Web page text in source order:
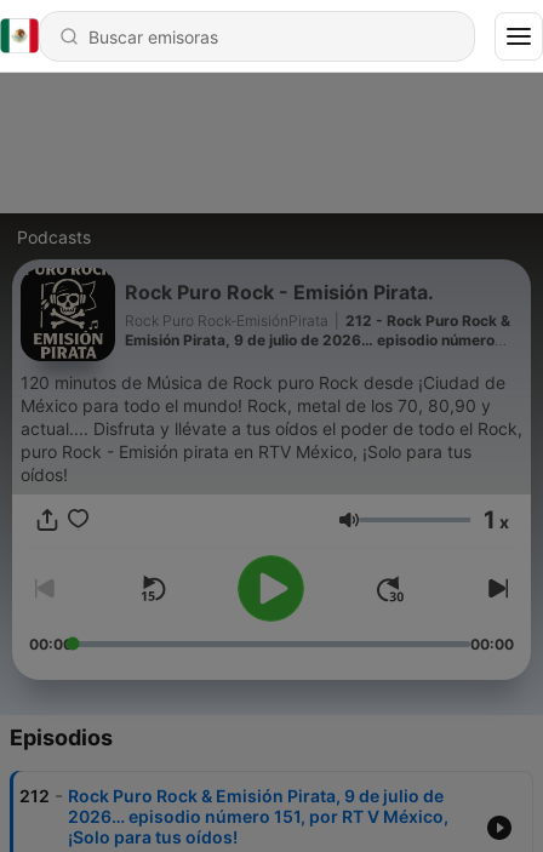
Podcasts
Rock Puro Rock - Emisión Pirata.
Rock Puro Rock-EmisiónPirata
212 - Rock Puro Rock &
Emisión Pirata, 9 de julio de 2026… episodio número
120 minutos de Música de Rock puro Rock desde ¡Ciudad de
México para todo el mundo! Rock, metal de los 70, 80,90 y
actual.... Disfruta y llévate a tus oídos el poder de todo el Rock,
puro Rock - Emisión pirata en RTV México, ¡Solo para tus
oídos!
Volumen 1 x
00:00 00:00
Episodios
212 - Rock Puro Rock & Emisión Pirata, 9 de julio de
2026… episodio número 151, por RT V México,
¡Solo para tus oídos!